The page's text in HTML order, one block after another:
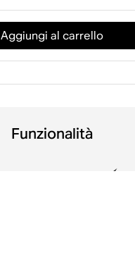
Aggiungi al carrello
Funzionalità